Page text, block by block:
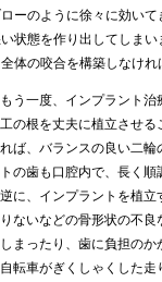
ーのように徐々に効い
状態を作り出してしま
体の咬合を構築しなけ
もう一度、インプラント
工の根を丈夫に植立させる
れば、バランスの良い二
トの歯も口腔内で、長く順
逆に、インプラントを植立
りないなどの骨形状の不
しまったり、歯に負担の
自転車がぎくしゃくした走